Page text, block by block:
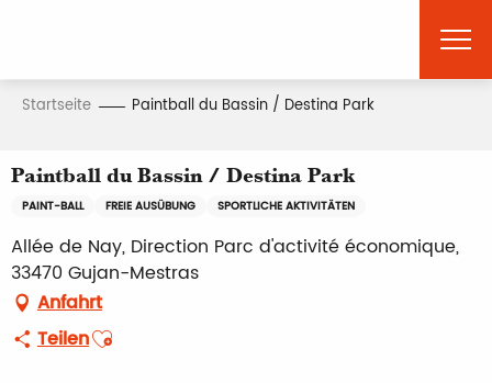
principal
Startseite Paintball du Bassin / Destina Park
Paintball du Bassin / Destina Park
PAINT-BALL FREIE AUSÜBUNG SPORTLICHE AKTIVITÄTEN
Allée de Nay, Direction Parc d'activité économique,
33470 Gujan-Mestras
Anfahrt
TeilenAjouter aux favoris